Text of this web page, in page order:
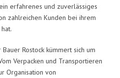
erfahrenes und zuverlässiges
zahlreichen Kunden bei ihrem
Rostock kümmert sich um
Verpacken und Transportieren
Organisation von